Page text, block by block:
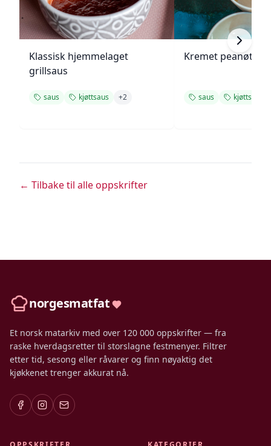
Klassisk hjemmelaget
grillsaus
saus kjøttsaus +2
Kremet
saus kjøttsaus
← Tilbake til alle oppskrifter
norgesmatfat
Et norsk matarkiv med over 120 000 oppskrifter — fra
raske hverdagsretter til storslagne festmenyer. Filtrer
etter tid, sesong eller råvarer og finn nøyaktig det
kjøkkenet trenger akkurat nå.